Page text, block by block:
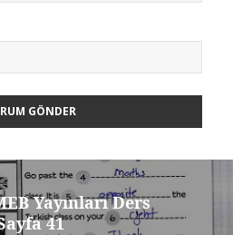
Yayınları Ders
41